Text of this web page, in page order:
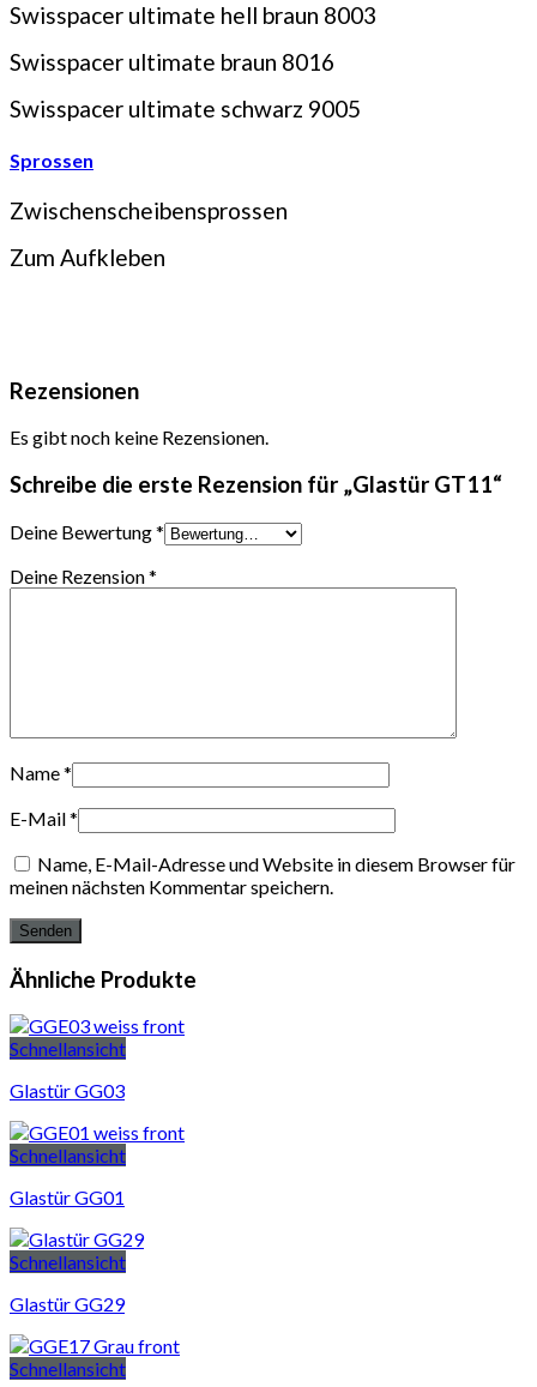
Swisspacer ultimate hell braun 8003
Swisspacer ultimate braun 8016
Swisspacer ultimate schwarz 9005
Sprossen
Zwischenscheibensprossen
Zum Aufkleben
Rezensionen
Es gibt noch keine Rezensionen.
Schreibe die erste Rezension für „Glastür GT11“
Deine Bewertung*
Deine Rezension*
Name*
E-Mail*
Name, E-Mail-Adresse und Website in diesem Browser für
meinen nächsten Kommentar speichern.
Ähnliche Produkte
Schnellansicht
Glastür GG03
Schnellansicht
Glastür GG01
Schnellansicht
Glastür GG29
Schnellansicht